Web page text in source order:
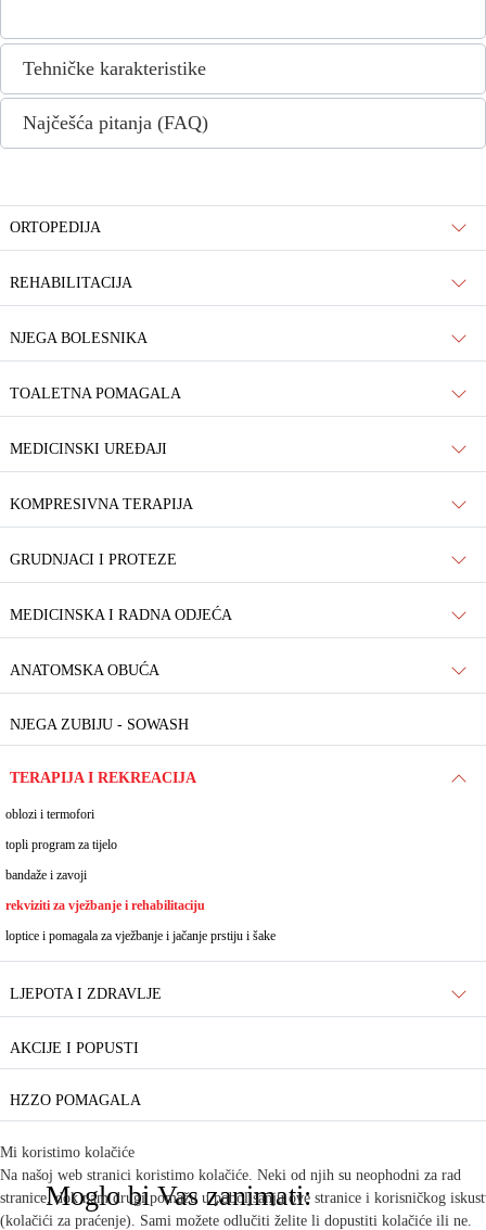
ORTOPEDIJA
REHABILITACIJA
NJEGA BOLESNIKA
TOALETNA POMAGALA
MEDICINSKI UREĐAJI
KOMPRESIVNA TERAPIJA
GRUDNJACI I PROTEZE
MEDICINSKA I RADNA ODJEĆA
ANATOMSKA OBUĆA
NJEGA ZUBIJU - SOWASH
TERAPIJA I REKREACIJA
oblozi i termofori
topli program za tijelo
bandaže i zavoji
rekviziti za vježbanje i rehabilitaciju
loptice i pomagala za vježbanje i jačanje prstiju i šake
LJEPOTA I ZDRAVLJE
AKCIJE I POPUSTI
HZZO POMAGALA
Tehničke karakteristike
Najčešća pitanja (FAQ)
Moglo bi Vas zanimati:
Mi koristimo kolačiće
Na našoj web stranici koristimo kolačiće. Neki od njih su neophodni za rad
stranice, dok nam drugi pomažu u poboljšanju ove stranice i korisničkog
(kolačići za praćenje). Sami možete odlučiti želite li dopustiti kolačiće ili ne.